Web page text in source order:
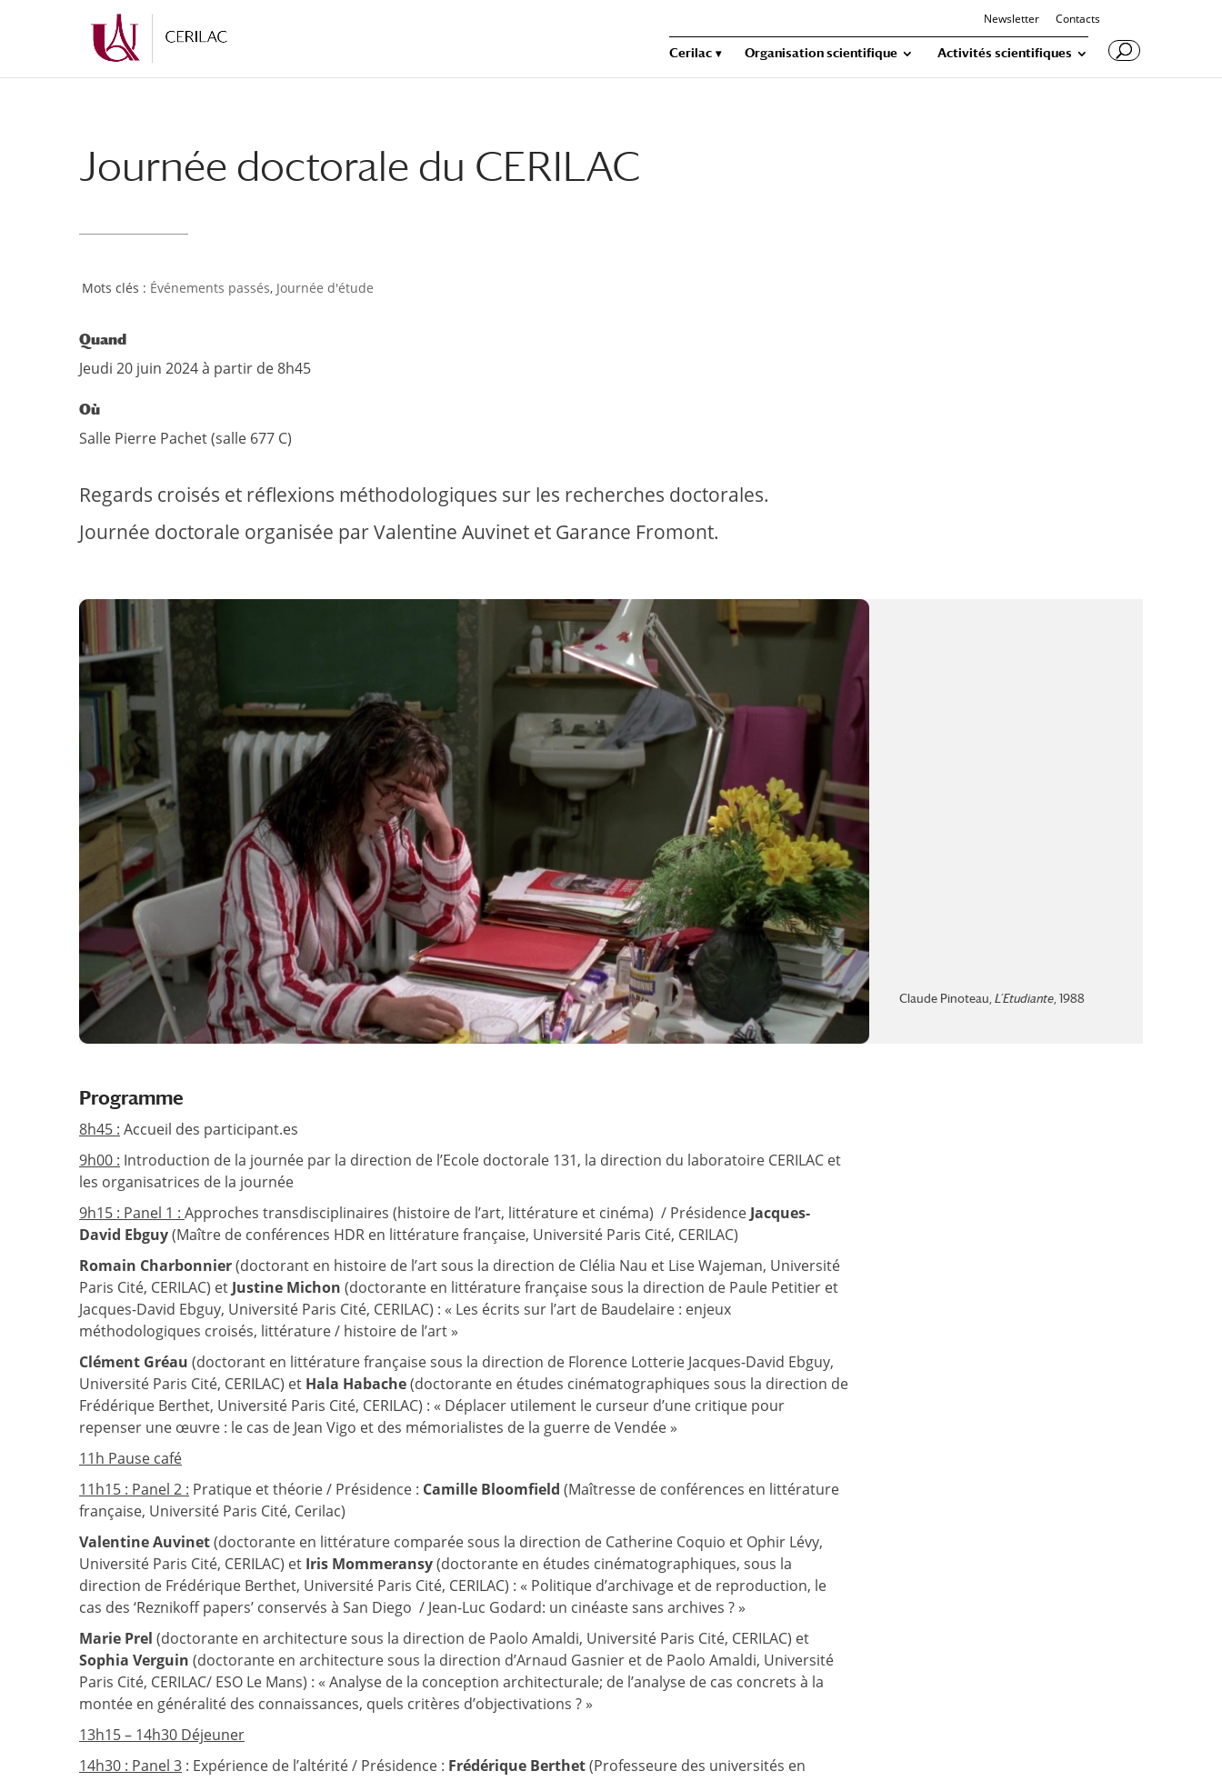
Newsletter Contacts
Cerilac Organisation scientifique Activités scientifiques
Journée doctorale du CERILAC
Événements passés, Journée d'étude
Quand
Jeudi 20 juin 2024 à partir de 8h45
Où
Salle Pierre Pachet (salle 677 C)
Regards croisés et réflexions méthodologiques sur les recherches doctorales.
Journée doctorale organisée par Valentine Auvinet et Garance Fromont.
Claude Pinoteau, L’Etudiante , 1988
Programme
8h45 : Accueil des participant.es
9h00 : Introduction de la journée par la direction de l’Ecole doctorale 131, la direction du laboratoire CERILAC et
les organisatrices de la journée
9h15 : Panel 1 : Approches transdisciplinaires (histoire de l’art, littérature et cinéma) / Présidence Jacques-
David Ebguy(Maître de conférences HDR en littérature française, Université Paris Cité, CERILAC)
Romain Charbonnier(doctorant en histoire de l’art sous la direction de Clélia Nau et Lise Wajeman, Université
Paris Cité, CERILAC) et Justine Michon (doctorante en littérature française sous la direction de Paule Petitier et
Jacques-David Ebguy, Université Paris Cité, CERILAC) : « Les écrits sur l’art de Baudelaire : enjeux
méthodologiques croisés, littérature / histoire de l’art »
Clément Gréau (doctorant en littérature française sous la direction de Florence Lotterie Jacques-David Ebguy,
Université Paris Cité, CERILAC) et Hala Habache(doctorante en études cinématographiques sous la direction de
Frédérique Berthet, Université Paris Cité, CERILAC) : « Déplacer utilement le curseur d’une critique pour
repenser une œuvre : le cas de Jean Vigo et des mémorialistes de la guerre de Vendée »
11h Pause café
11h15 : Panel 2 : Pratique et théorie / Présidence : Camille Bloomfield (Maîtresse de conférences en littérature
française, Université Paris Cité, Cerilac)
Valentine Auvinet(doctorante en littérature comparée sous la direction de Catherine Coquio et Ophir Lévy,
Université Paris Cité, CERILAC) et Iris Mommeransy(doctorante en études cinématographiques, sous la
direction de Frédérique Berthet, Université Paris Cité, CERILAC) : « Politique d’archivage et de reproduction, le
cas des ‘Reznikoff papers’ conservés à San Diego / Jean-Luc Godard: un cinéaste sans archives ? »
Marie Prel (doctorante en architecture sous la direction de Paolo Amaldi, Université Paris Cité, CERILAC) et
Sophia Verguin (doctorante en architecture sous la direction d’Arnaud Gasnier et de Paolo Amaldi, Université
Paris Cité, CERILAC/ ESO Le Mans) : « Analyse de la conception architecturale; de l’analyse de cas concrets à la
montée en généralité des connaissances, quels critères d’objectivations ? »
13h15 – 14h30 Déjeuner
14h30 : Panel 3 : Expérience de l’altérité / Présidence : Frédérique Berthet(Professeure des universités en